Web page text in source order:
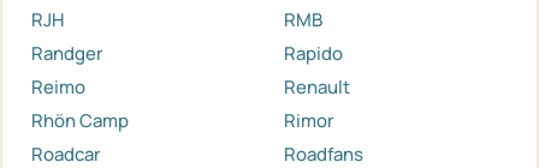
RJH
RMB
Randger
Rapido
Reimo
Renault
Rhön Camp
Rimor
Roadcar
Roadfans